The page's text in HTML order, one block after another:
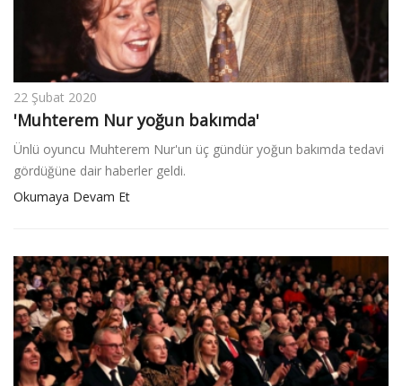
22 Şubat 2020
'Muhterem Nur yoğun bakımda'
Ünlü oyuncu Muhterem Nur'un üç gündür yoğun bakımda tedavi
gördüğüne dair haberler geldi.
Okumaya Devam Et